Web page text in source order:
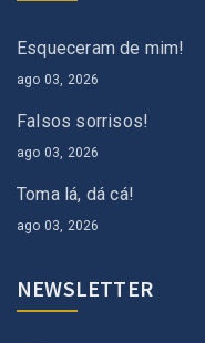
Esqueceram de mim!
ago 03, 2026
Falsos sorrisos!
ago 03, 2026
Toma lá, dá cá!
ago 03, 2026
NEWSLETTER